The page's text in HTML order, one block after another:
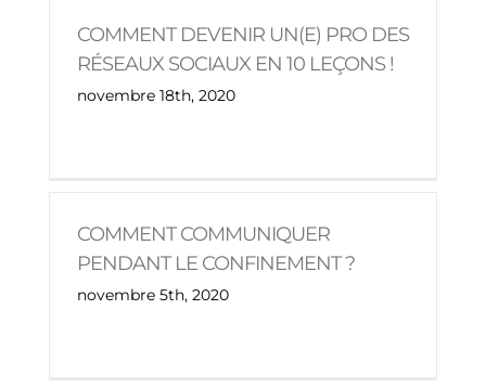
COMMENT DEVENIR UN(E) PRO DES
RÉSEAUX SOCIAUX EN 10 LEÇONS !
novembre 18th, 2020
COMMENT COMMUNIQUER
PENDANT LE CONFINEMENT ?
novembre 5th, 2020